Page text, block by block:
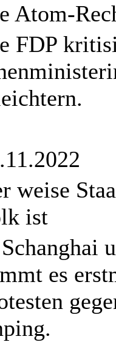
Atom-
FDP
weise
ist
es